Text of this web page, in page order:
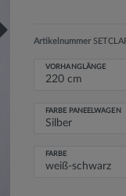
Artikelnummer
VORHANGLÄNGE
FARBE PANEELWAGEN
FARBE